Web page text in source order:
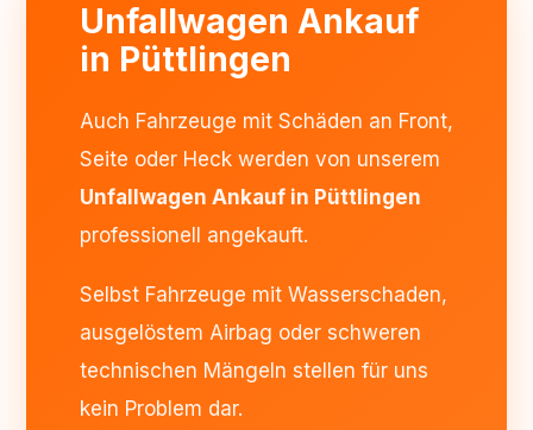
Unfallwagen Ankauf
in Püttlingen
Auch Fahrzeuge mit Schäden an Front,
Seite oder Heck werden von unserem
Unfallwagen Ankauf in Püttlingen
professionell angekauft.
Selbst Fahrzeuge mit Wasserschaden,
ausgelöstem Airbag oder schweren
technischen Mängeln stellen für uns
kein Problem dar.